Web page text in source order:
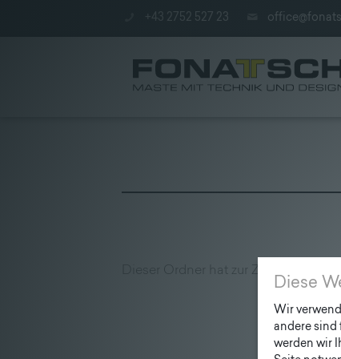
+43 2752 527 23
Poles
Dieser Ordner hat zur Zeit keinen
Diese
Wir
andere sind
werden wir